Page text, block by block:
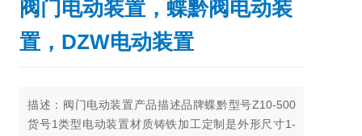
阀门电动装置，蝶黔阀电动装
置，DZW电动装置
描述：阀门电动装置产品描述品牌蝶黔型号Z10-500
货号1类型电动装置材质铸铁加工定制是外形尺寸1-